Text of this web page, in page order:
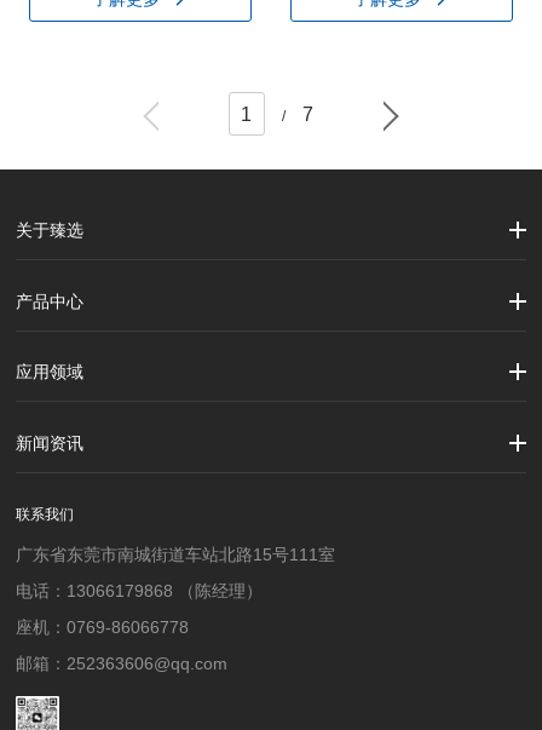
1 / 7
关于臻选
产品中心
应用领域
新闻资讯
联系我们
广东省东莞市南城街道车站北路15号111室
电话：13066179868 （陈经理）
座机：0769-86066778
邮箱：252363606@qq.com